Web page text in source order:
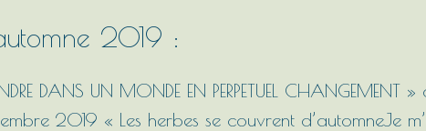
2019 :
DANS UN MONDE EN PERPETUEL
2019 « Les herbes se couvrent d’automneJe